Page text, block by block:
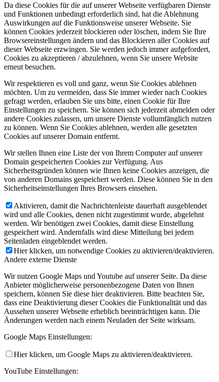
Da diese Cookies für die auf unserer Webseite verfügbaren Dienste
und Funktionen unbedingt erforderlich sind, hat die Ablehnung
Auswirkungen auf die Funktionsweise unserer Webseite. Sie
können Cookies jederzeit blockieren oder löschen, indem Sie Ihre
Browsereinstellungen ändern und das Blockieren aller Cookies auf
dieser Webseite erzwingen. Sie werden jedoch immer aufgefordert,
Cookies zu akzeptieren / abzulehnen, wenn Sie unsere Website
erneut besuchen.
Wir respektieren es voll und ganz, wenn Sie Cookies ablehnen
möchten. Um zu vermeiden, dass Sie immer wieder nach Cookies
gefragt werden, erlauben Sie uns bitte, einen Cookie für Ihre
Einstellungen zu speichern. Sie können sich jederzeit abmelden oder
andere Cookies zulassen, um unsere Dienste vollumfänglich nutzen
zu können. Wenn Sie Cookies ablehnen, werden alle gesetzten
Cookies auf unserer Domain entfernt.
Wir stellen Ihnen eine Liste der von Ihrem Computer auf unserer
Domain gespeicherten Cookies zur Verfügung. Aus
Sicherheitsgründen können wie Ihnen keine Cookies anzeigen, die
von anderen Domains gespeichert werden. Diese können Sie in den
Sicherheitseinstellungen Ihres Browsers einsehen.
Aktivieren, damit die Nachrichtenleiste dauerhaft ausgeblendet
wird und alle Cookies, denen nicht zugestimmt wurde, abgelehnt
werden. Wir benötigen zwei Cookies, damit diese Einstellung
gespeichert wird. Andernfalls wird diese Mitteilung bei jedem
Seitenladen eingeblendet werden.
Hier klicken, um notwendige Cookies zu aktivieren/deaktivieren.
Andere externe Dienste
Wir nutzen Google Maps und Youtube auf unserer Seite. Da diese
Anbieter möglicherweise personenbezogene Daten von Ihnen
speichern, können Sie diese hier deaktivieren. Bitte beachten Sie,
dass eine Deaktivierung dieser Cookies die Funktionalität und das
Aussehen unserer Webseite erheblich beeinträchtigen kann. Die
Änderungen werden nach einem Neuladen der Seite wirksam.
Google Maps Einstellungen:
Hier klicken, um Google Maps zu aktivieren/deaktivieren.
YouTube Einstellungen: